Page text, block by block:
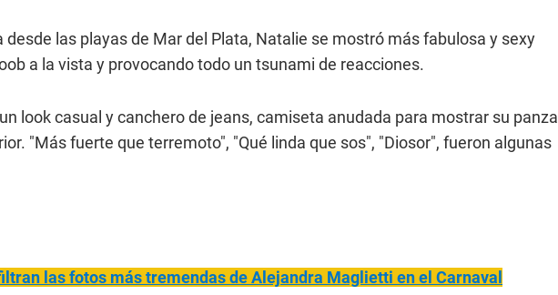
las playas de Mar del Plata, Natalie se mostró más fabulosa y sexy
a la vista y provocando todo un tsunami de reacciones.
look casual y canchero de jeans, camiseta anudada para mostrar su panza
"Más fuerte que terremoto", "Qué linda que sos", "Diosor", fueron algunas
las fotos más tremendas de Alejandra Maglietti en el Carnaval